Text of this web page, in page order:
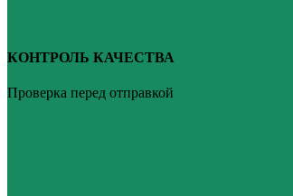
КОНТРОЛЬ КАЧЕСТВА
Проверка перед отправкой